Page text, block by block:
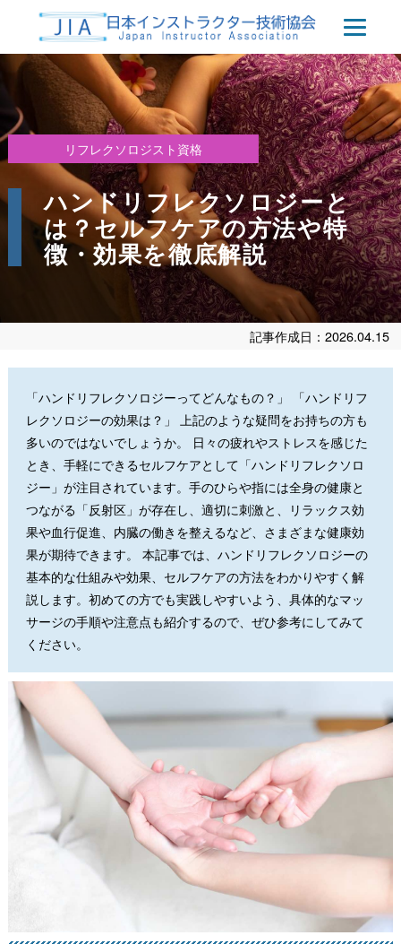
リフレクソロジスト資格
ハンドリフレクソロジーと
は？セルフケアの方法や特
徴・効果を徹底解説
記事作成日：2026.04.15
「ハンドリフレクソロジーってどんなもの？」 「ハンドリフ
レクソロジーの効果は？」 上記のような疑問をお持ちの方も
多いのではないでしょうか。 日々の疲れやストレスを感じた
とき、手軽にできるセルフケアとして「ハンドリフレクソロ
ジー」が注目されています。手のひらや指には全身の健康と
つながる「反射区」が存在し、適切に刺激と、リラックス効
果や血行促進、内臓の働きを整えるなど、さまざまな健康効
果が期待できます。 本記事では、ハンドリフレクソロジーの
基本的な仕組みや効果、セルフケアの方法をわかりやすく解
説します。初めての方でも実践しやすいよう、具体的なマッ
サージの手順や注意点も紹介するので、ぜひ参考にしてみて
ください。